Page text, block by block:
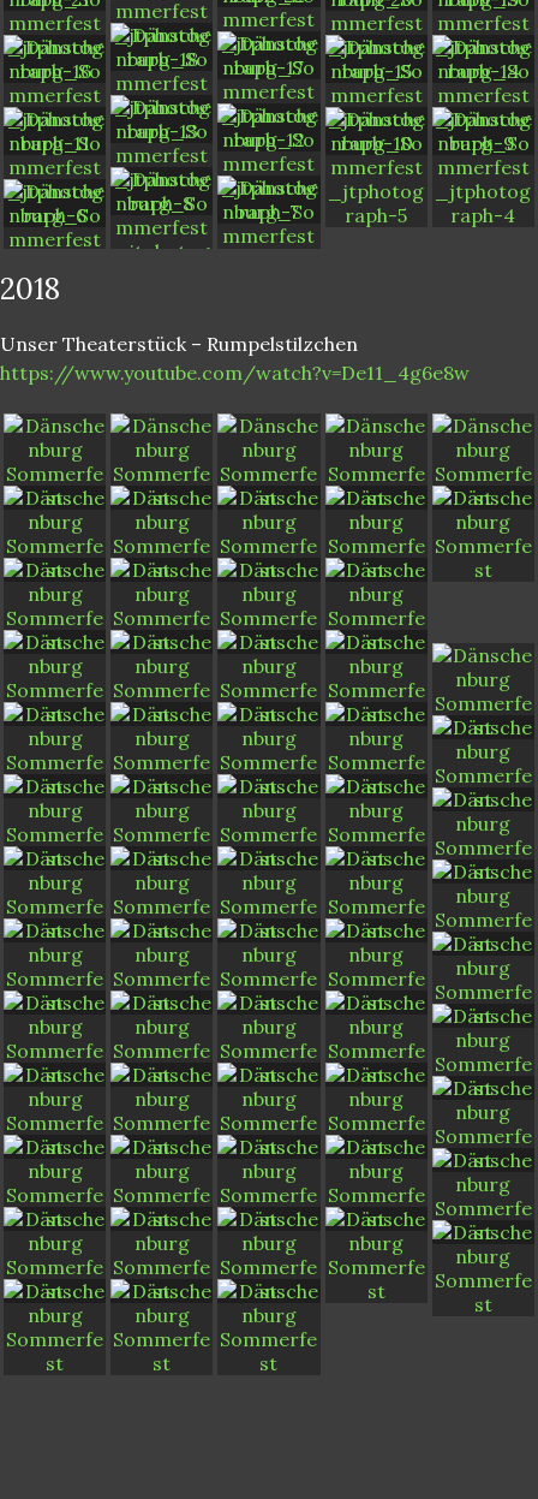
2018
Unser Theaterstück – Rumpelstilzchen
https://www.youtube.com/watch?v=De11_4g6e8w